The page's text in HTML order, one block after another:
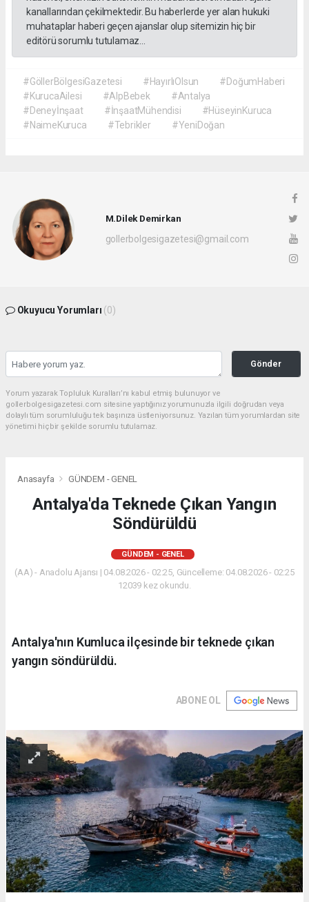
kanallarından çekilmektedir. Bu haberlerde yer alan hukuki
muhataplar haberi geçen ajanslar olup sitemizin hiç bir
editörü sorumlu tutulamaz...
#GöllerBölgesiGazetesi #HayırlıOlsun
#DoğumHaberi
#KurucaAilesi
#AlpBebek
#Antalya
#Deneyİnşaat
#İnşaatMühendisi
#HüseyinKuruca
#NaimeKuruca
#Tebrikler #YeniDoğan
M.Dilek Demirkan
gollerbolgesigazetesi@gmail.com
Okuyucu Yorumları (0)
Gönder
Yorum yazarak Topluluk Kuralları’nı kabul etmiş bulunuyor ve
gollerbolgesigazetesi.com sitesine yaptığınız yorumunuzla ilgili doğrudan veya
dolaylı tüm sorumluluğu tek başınıza üstleniyorsunuz. Yazılan tüm yorumlardan site
yönetimi hiçbir şekilde sorumlu tutulamaz.
Anasayfa GÜNDEM - GENEL
Antalya'da Teknede Çıkan Yangın
Söndürüldü
GÜNDEM - GENEL
(AA) - Anadolu Ajansı | 04.08.2026 - 02:25, Güncelleme: 04.08.2026 - 02:25
12039 kez okundu.
Antalya'nın Kumluca ilçesinde bir teknede çıkan
yangın söndürüldü.
ABONE OL